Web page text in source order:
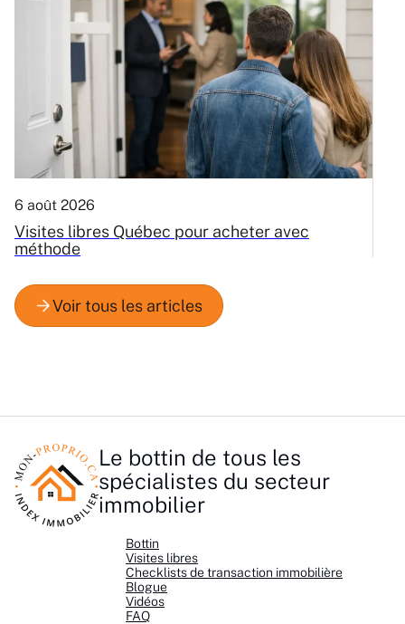
6 août 2026
Visites libres Québec pour acheter avec
méthode
Le bottin de tous les
spécialistes du secteur
immobilier
Bottin
Visites libres
Checklists de transaction immobilière
Blogue
Vidéos
FAQ